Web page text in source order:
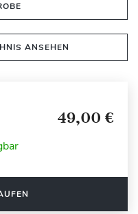
ANSEHEN
49,00 €